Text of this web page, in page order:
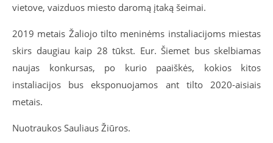
vietove, vaizduos miesto daromą įtaką šeimai.
2019 metais Žaliojo tilto meninėms instaliacijoms miestas
skirs daugiau kaip 28 tūkst. Eur. Šiemet bus skelbiamas
naujas konkursas, po kurio paaiškės, kokios kitos
instaliacijos bus eksponuojamos ant tilto 2020-aisiais
metais.
Nuotraukos Sauliaus Žiūros.